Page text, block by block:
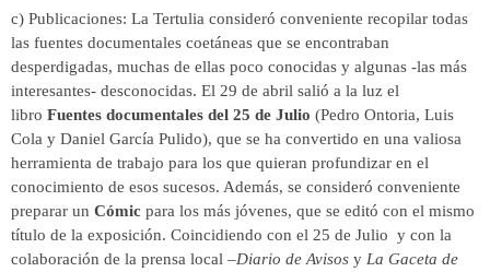
c) Publicaciones: La Tertulia consideró conveniente recopilar todas
las fuentes documentales coetáneas que se encontraban
desperdigadas, muchas de ellas poco conocidas y algunas -las más
interesantes- desconocidas. El 29 de abril salió a la luz el
libro Fuentes documentales del 25 de Julio (Pedro Ontoria, Luis
Cola y Daniel García Pulido), que se ha convertido en una valiosa
herramienta de trabajo para los que quieran profundizar en el
conocimiento de esos sucesos. Además, se consideró conveniente
preparar un Cómic para los más jóvenes, que se editó con el mismo
título de la exposición. Coincidiendo con el 25 de Julio y con la
colaboración de la prensa local –Diario de Avisos y La Gaceta de